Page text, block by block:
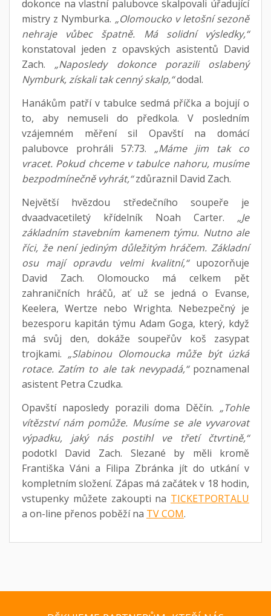
dokonce na vlastní palubovce skalpovali úřadující
mistry z Nymburka. „Olomoucko v letošní sezoně
nehraje vůbec špatně. Má solidní výsledky,“
konstatoval jeden z opavských asistentů David
Zach. „Naposledy dokonce porazili oslabený
Nymburk, získali tak cenný skalp,“dodal.
Hanákům patří v tabulce sedmá příčka a bojují o
to, aby nemuseli do předkola. V posledním
vzájemném měření sil Opavští na domácí
palubovce prohráli 57:73. „Máme jim tak co
vracet. Pokud chceme v tabulce nahoru, musíme
bezpodmínečně vyhrát,“zdůraznil David Zach.
Největší hvězdou středečního soupeře je
dvaadvacetiletý křídelník Noah Carter. „Je
základním stavebním kamenem týmu. Nutno ale
říci, že není jediným důležitým hráčem. Základní
osu mají opravdu velmi kvalitní,“upozorňuje
David Zach. Olomoucko má celkem pět
zahraničních hráčů, ať už se jedná o Evanse,
Keelera, Wertze nebo Wrighta. Nebezpečný je
bezesporu kapitán týmu Adam Goga, který, když
má svůj den, dokáže soupeřův koš zasypat
trojkami. „Slabinou Olomoucka může být úzká
rotace. Zatím to ale tak nevypadá,“poznamenal
asistent Petra Czudka.
Opavští naposledy porazili doma Děčín. „Tohle
vítězství nám pomůže. Musíme se ale vyvarovat
výpadku, jaký nás postihl ve třetí čtvrtině,“
podotkl David Zach. Slezané by měli kromě
Františka Váni a Filipa Zbránka jít do utkání v
kompletním složení. Zápas má začátek v 18 hodin,
vstupenky můžete zakoupti na TICKETPORTALU
a on-line přenos poběží na TV COM.